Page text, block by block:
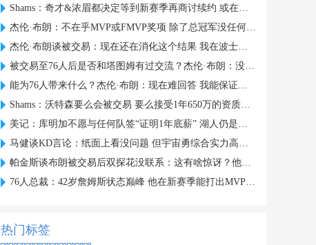
Shams：奇才&浓眉都决定等到新赛季再商讨续约 或在开季20场左右
杰伦·布朗：不在乎MVP或FMVP奖项 除了总冠军没任何东西能打动我
杰伦·布朗谈被交易：现在还在消化这个结果 我在波士顿待了10年
被交易至76人后是否和塔图姆有过交流？杰伦·布朗：没怎么聊过
能为76人带来什么？杰伦·布朗：现在难回答 我能保证的是做自己
Shams：沃特森要么会被交易 要么接受1年650万的资质报价留队
美记：库明加不愿与任何队签“证明1年底薪” 湖人仍是热门下家
马健谈KD言论：纸面上看没问题 但宇宙勇综合实力高目前76人一档
帕金斯谈布朗被交易后双探花没联系：这有啥惊讶？他们场外没私交
76人总裁：42岁詹姆斯状态巅峰 他在新赛季能打出MVP级别的表现
热门标签